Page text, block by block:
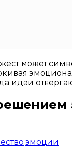
может
идеи
эмоции